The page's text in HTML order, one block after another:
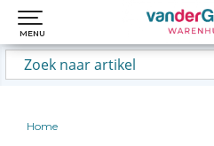
MENU
MENU
Home